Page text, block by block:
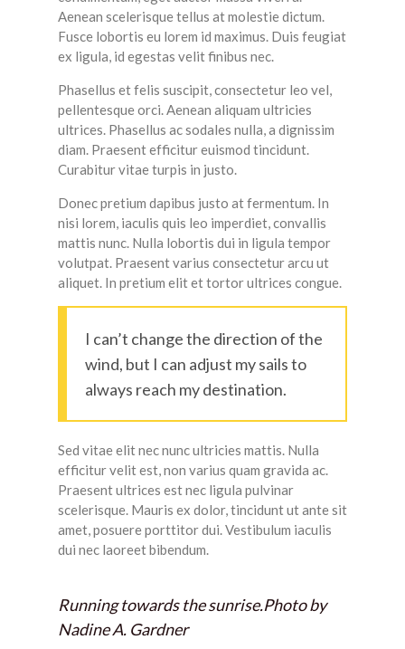
Aenean scelerisque tellus at molestie dictum.
Fusce lobortis eu lorem id maximus. Duis feugiat
ex ligula, id egestas velit finibus nec.
Phasellus et felis suscipit, consectetur leo vel,
pellentesque orci. Aenean aliquam ultricies
ultrices. Phasellus ac sodales nulla, a dignissim
diam. Praesent efficitur euismod tincidunt.
Curabitur vitae turpis in justo.
Donec pretium dapibus justo at fermentum. In
nisi lorem, iaculis quis leo imperdiet, convallis
mattis nunc. Nulla lobortis dui in ligula tempor
volutpat. Praesent varius consectetur arcu ut
aliquet. In pretium elit et tortor ultrices congue.
I can’t change the direction of the
wind, but I can adjust my sails to
always reach my destination.
Sed vitae elit nec nunc ultricies mattis. Nulla
efficitur velit est, non varius quam gravida ac.
Praesent ultrices est nec ligula pulvinar
scelerisque. Mauris ex dolor, tincidunt ut ante sit
amet, posuere porttitor dui. Vestibulum iaculis
dui nec laoreet bibendum.
Running towards the sunrise.Photo by
Nadine A. Gardner